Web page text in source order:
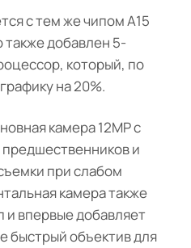
с тем же чипом A15
также добавлен 5-
который, по
на 20%.
камера 12MP с
и
при слабом
камера также
впервые добавляет
быстрый объектив для